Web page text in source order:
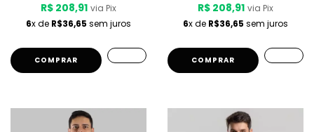
R$ 208,91 via Pix
6x de R$36,65 sem juros
COMPRAR
R$ 208,91 via Pix
6x de R$36,65 sem juros
COMPRAR